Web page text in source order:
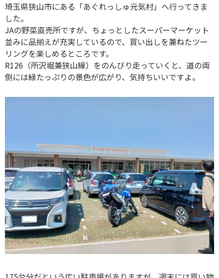
埼玉県狭山市にある「あぐれっしゅ元気村」へ行ってきま
した。
JAの野菜直売所ですが、ちょっとしたスーパーマーケット
並みに品揃えが充実しているので、買い出しを兼ねたツー
リングを楽しめるところです。
R126（所沢堀兼狭山線）をのんびり走っていくと、道の両
側には緑たっぷりの景色が広がり、気持ちいいですよ。